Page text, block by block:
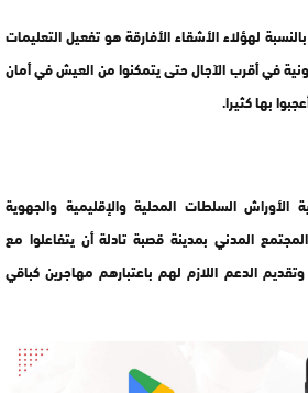
لهؤلاء الأشقاء الأفارقة هو تفعيل التعليمات
في أقرب الآجال حتى يتمكنوا من العيش في أمان
بها كثيرا.
السلطات المحلية والإقليمية والجهوية
المدني بمدينة قصبة تادلة أن يتفاعلوا مع
الدعم اللازم لهم باعتبارهم مهاجرين كباقي